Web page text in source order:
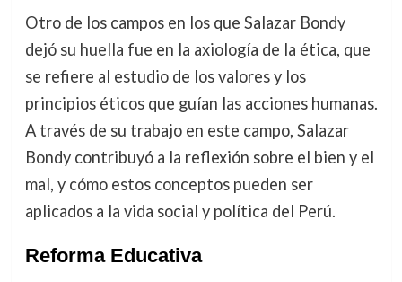
Otro de los campos en los que Salazar Bondy
dejó su huella fue en la axiología de la ética, que
se refiere al estudio de los valores y los
principios éticos que guían las acciones humanas.
A través de su trabajo en este campo, Salazar
Bondy contribuyó a la reflexión sobre el bien y el
mal, y cómo estos conceptos pueden ser
aplicados a la vida social y política del Perú.
Reforma Educativa